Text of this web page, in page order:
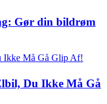
Gør din bildrøm
Du Ikke Må Gå